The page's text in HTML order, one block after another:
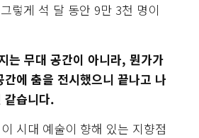
렇게 석 달 동안 9만 3천 명이
는 무대 공간이 아니라, 뭔가가
에 춤을 전시했으니 끝나고 나
같습니다.
시대 예술이 향해 있는 지향점